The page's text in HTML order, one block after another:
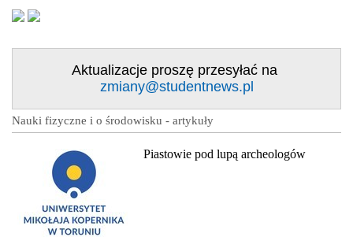
Aktualizacje proszę przesyłać na
zmiany@studentnews.pl
Nauki fizyczne i o środowisku - artykuły
Piastowie pod lupą archeologów